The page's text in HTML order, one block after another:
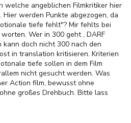
welche angeblichen Filmkritiker hier
Hier werden Punkte abgezogen, da
tiefe fehlt"? Mir fehlts bei
Wer in 300 geht , DARF
doch nicht 300 nach den
in translation kritisieren. Kriterien
tiefe sollen in dem Film
nicht gesucht werden. Was
Action film, bewusst ohne
großes Drehbuch. Bitte lass